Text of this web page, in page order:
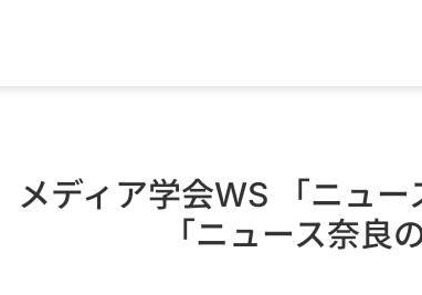
メディア学会WS 「ニュ
「ニュース奈良